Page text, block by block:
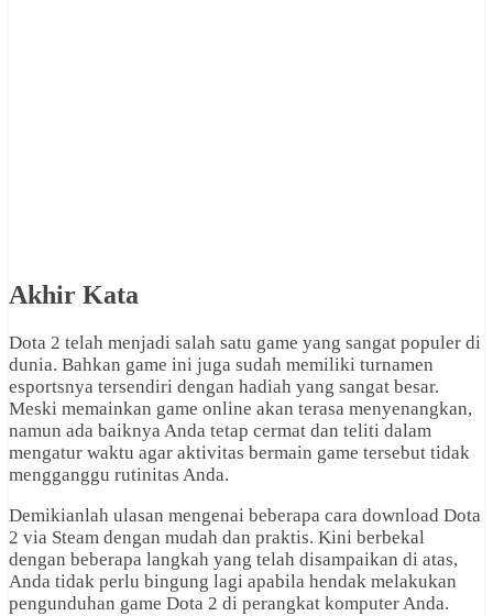
Akhir Kata
Dota 2 telah menjadi salah satu game yang sangat populer di
dunia. Bahkan game ini juga sudah memiliki turnamen
esportsnya tersendiri dengan hadiah yang sangat besar.
Meski memainkan game online akan terasa menyenangkan,
namun ada baiknya Anda tetap cermat dan teliti dalam
mengatur waktu agar aktivitas bermain game tersebut tidak
mengganggu rutinitas Anda.
Demikianlah ulasan mengenai beberapa cara download Dota
2 via Steam dengan mudah dan praktis. Kini berbekal
dengan beberapa langkah yang telah disampaikan di atas,
Anda tidak perlu bingung lagi apabila hendak melakukan
pengunduhan game Dota 2 di perangkat komputer Anda.